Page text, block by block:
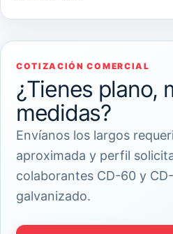
COTIZACIÓN COMERCIAL
¿Tienes plano,
medidas?
Envíanos los largos
aproximada y perfil
colaborantes CD-60 y
galvanizado.